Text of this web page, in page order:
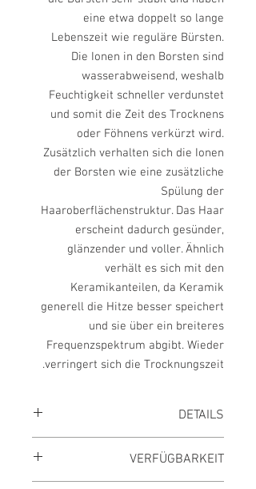
eine etwa doppelt so lange
Lebenszeit wie reguläre Bürsten.
Die Ionen in den Borsten sind
wasserabweisend, weshalb
Feuchtigkeit schneller verdunstet
und somit die Zeit des Trocknens
oder Föhnens verkürzt wird.
Zusätzlich verhalten sich die Ionen
der Borsten wie eine zusätzliche
Spülung der
Haaroberflächenstruktur. Das Haar
erscheint dadurch gesünder,
glänzender und voller. Ähnlich
verhält es sich mit den
Keramikanteilen, da Keramik
generell die Hitze besser speichert
und sie über ein breiteres
Frequenzspektrum abgibt. Wieder
verringert sich die Trocknungszeit.
DETAILS
Sie sparen20 %
Preis inkl. MwSt., zzgl. Versand
VERFÜGBARKEIT